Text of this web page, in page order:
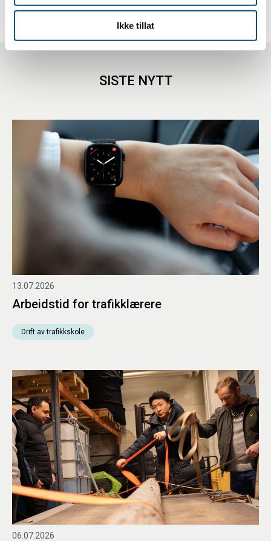
Ikke tillat
SISTE NYTT
13.07.2026
Arbeidstid for trafikklærere
Drift av trafikkskole
06.07.2026